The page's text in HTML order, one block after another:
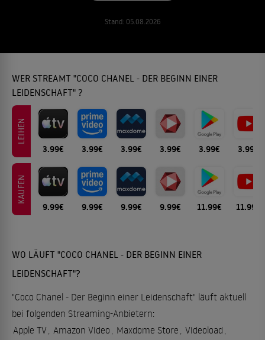
Stand: 05.08.2026
WER STREAMT "COCO CHANEL - DER BEGINN EINER
LEIDENSCHAFT" ?
LEIHEN
3.99€ 3.99€ 3.99€ 3.99€ 3.99€ 3.99€
KAUFEN
9.99€ 9.99€ 9.99€ 9.99€ 11.99€ 11.99€
WO LÄUFT "COCO CHANEL - DER BEGINN EINER
LEIDENSCHAFT"?
"Coco Chanel - Der Beginn einer Leidenschaft" läuft aktuell
bei folgenden Streaming-Anbietern:
Apple TV, Amazon Video , Maxdome Store , Videoload ,